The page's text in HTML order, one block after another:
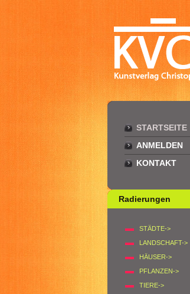
STARTSEITE
ANMELDEN
KONTAKT
Radierungen
STÄDTE->
LANDSCHAFT->
HÄUSER->
PFLANZEN->
TIERE->